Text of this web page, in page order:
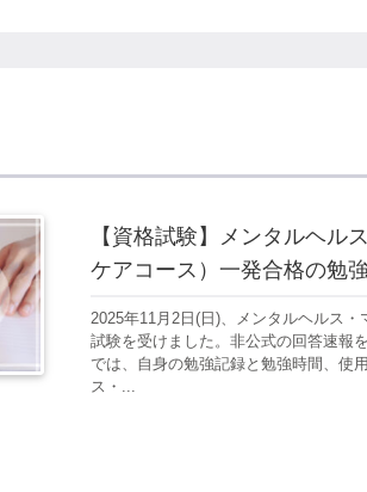
【資格試験】メンタルヘ
ケアコース）一発合格の勉
2025年11月2日(日)、メンタルヘルス
試験を受けました。非公式の回答速報
では、自身の勉強記録と勉強時間、使
ス・...